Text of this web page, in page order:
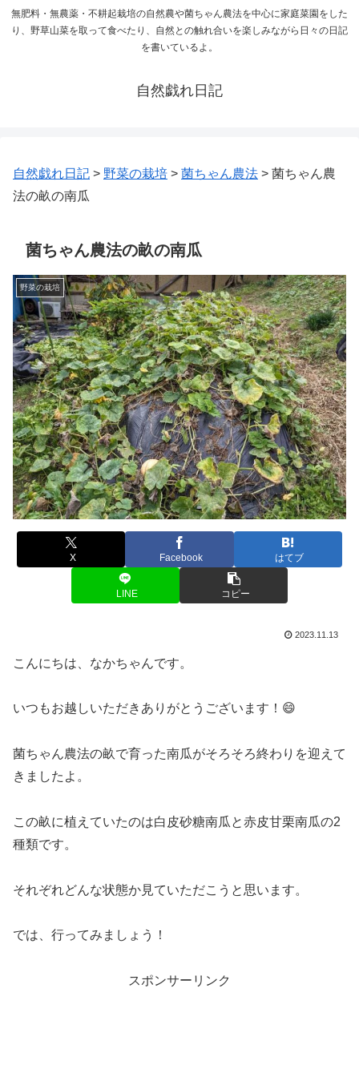
無肥料・無農薬・不耕起栽培の自然農や菌ちゃん農法を中心に家庭菜園をした
り、野草山菜を取って食べたり、自然との触れ合いを楽しみながら日々の日記
を書いているよ。
自然戯れ日記
自然戯れ日記 > 野菜の栽培 > 菌ちゃん農法 > 菌ちゃん農
法の畝の南瓜
菌ちゃん農法の畝の南瓜
野菜の栽培
X Facebook はてブ
LINE コピー
2023.11.13
こんにちは、なかちゃんです。
いつもお越しいただきありがとうございます！😄
菌ちゃん農法の畝で育った南瓜がそろそろ終わりを迎えて
きましたよ。
この畝に植えていたのは白皮砂糖南瓜と赤皮甘栗南瓜の2
種類です。
それぞれどんな状態か見ていただこうと思います。
では、行ってみましょう！
スポンサーリンク